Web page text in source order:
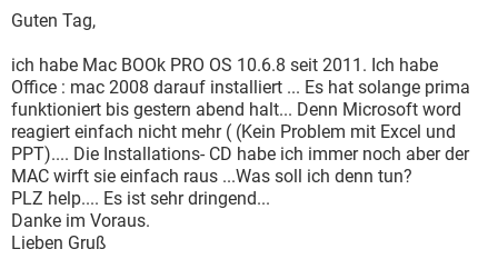
WHATSAPP
WINDOWS 10
WHATSAPP TIKTOK
FACEBOOK HARDWARE
SPIELE
WINDOWS 10 INSTAGRAM
WHATSAPP TIKTOK
FACEBOOK HARDWARE
Guten Tag,
ich habe Mac BOOk PRO OS 10.6.8 seit 2011. Ich habe
Office : mac 2008 darauf installiert ... Es hat solange prima
funktioniert bis gestern abend halt... Denn Microsoft word
reagiert einfach nicht mehr ( (Kein Problem mit Excel und
PPT).... Die Installations- CD habe ich immer noch aber der
MAC wirft sie einfach raus ...Was soll ich denn tun?
PLZ help.... Es ist sehr dringend...
Danke im Voraus.
Lieben Gruß